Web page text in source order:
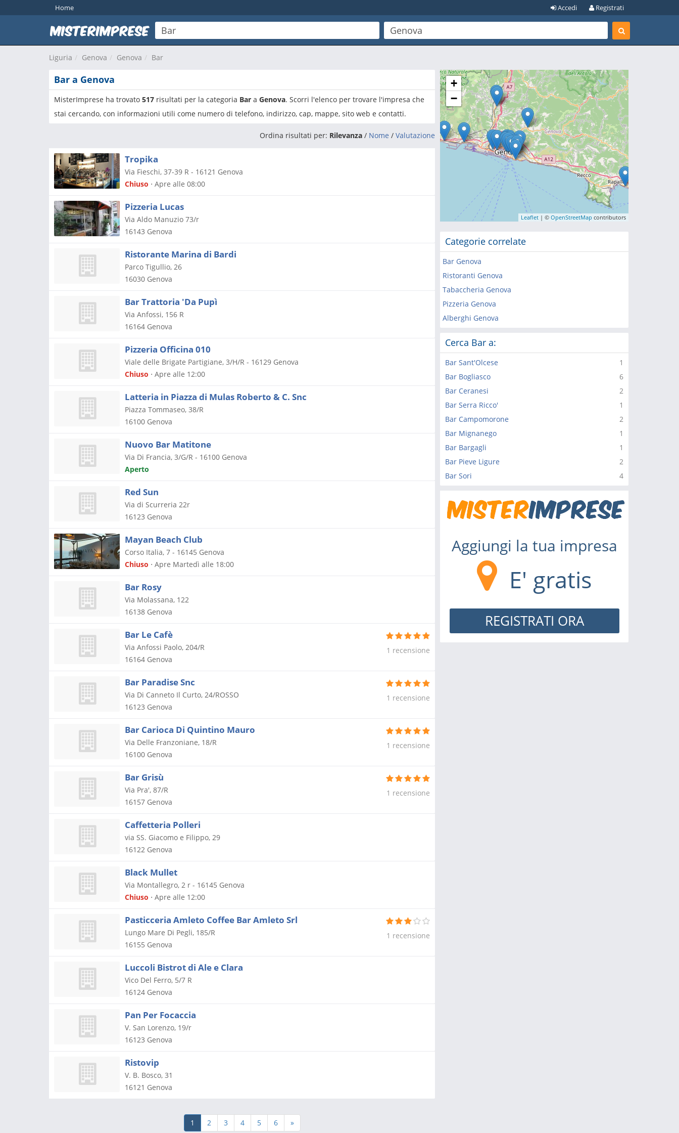
Home Registrati
Accedi
Liguria Genova Genova Bar
Bar a Genova
MisterImprese ha trovato 517 risultati per la categoria Bar a Genova. Scorri l'elenco per trovare l'impresa che
stai cercando, con informazioni utili come numero di telefono, indirizzo, cap, mappe, sito web e contatti.
Ordina risultati per: Rilevanza / Nome / Valutazione
Tropika
Via Fieschi, 37-39 R - 16121 Genova
Chiuso ⋅ Apre alle 08:00
Pizzeria Lucas
Via Aldo Manuzio 73/r
16143 Genova
Ristorante Marina di Bardi
Parco Tigullio, 26
16030 Genova
Bar Trattoria 'Da Pupì
Via Anfossi, 156 R
16164 Genova
Pizzeria Officina 010
Viale delle Brigate Partigiane, 3/H/R - 16129 Genova
Chiuso ⋅ Apre alle 12:00
Latteria in Piazza di Mulas Roberto & C. Snc
Piazza Tommaseo, 38/R
16100 Genova
Nuovo Bar Matitone
Via Di Francia, 3/G/R - 16100 Genova
Aperto
Red Sun
Via di Scurreria 22r
16123 Genova
Mayan Beach Club
Corso Italia, 7 - 16145 Genova
Chiuso ⋅ Apre Martedì alle 18:00
Bar Rosy
Via Molassana, 122
16138 Genova
1 recensione
Bar Le Cafè
Via Anfossi Paolo, 204/R
16164 Genova
1 recensione
Bar Paradise Snc
Via Di Canneto Il Curto, 24/ROSSO
16123 Genova
1 recensione
Bar Carioca Di Quintino Mauro
Via Delle Franzoniane, 18/R
16100 Genova
1 recensione
Bar Grisù
Via Pra', 87/R
16157 Genova
Caffetteria Polleri
via SS. Giacomo e Filippo, 29
16122 Genova
Black Mullet
Via Montallegro, 2 r - 16145 Genova
Chiuso ⋅ Apre alle 12:00
1 recensione
Pasticceria Amleto Coffee Bar Amleto Srl
Lungo Mare Di Pegli, 185/R
16155 Genova
Luccoli Bistrot di Ale e Clara
Vico Del Ferro, 5/7 R
16124 Genova
Pan Per Focaccia
V. San Lorenzo, 19/r
16123 Genova
Ristovip
V. B. Bosco, 31
16121 Genova
1 2 3 4 5 6 »
+
−
Leaflet | ©OpenStreetMap contributors
Categorie correlate
Bar Genova
Ristoranti Genova
Tabaccheria Genova
Pizzeria Genova
Alberghi Genova
Cerca Bar a:
1
Bar Sant'Olcese
6
Bar Bogliasco
2
Bar Ceranesi
1
Bar Serra Ricco'
2
Bar Campomorone
1
Bar Mignanego
1
Bar Bargagli
2
Bar Pieve Ligure
4
Bar Sori
Aggiungi la tua impresa
E' gratis
REGISTRATI ORA